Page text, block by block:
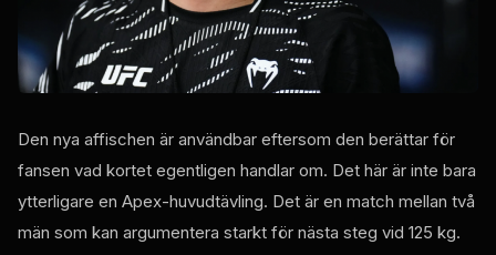
Den nya affischen är användbar eftersom den berättar för
fansen vad kortet egentligen handlar om. Det här är inte bara
ytterligare en Apex-huvudtävling. Det är en match mellan två
män som kan argumentera starkt för nästa steg vid 125 kg.